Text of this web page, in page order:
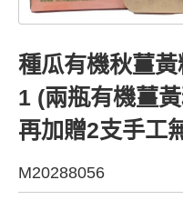
種瓜有機秋薑
1 (兩瓶有機薑
再加贈2支手工
M20288056